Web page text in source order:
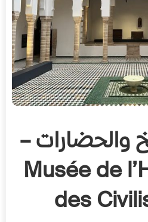
والحضارات –
Musée de
des